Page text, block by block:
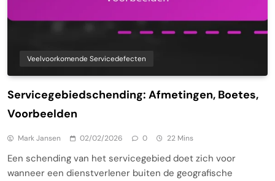
Veelvoorkomende Servicedefecten
Servicegebiedschending: Afmetingen, Boetes,
Voorbeelden
Mark Jansen 02/02/2026 0 22 Mins
Een schending van het servicegebied doet zich voor
wanneer een dienstverlener buiten de geografische